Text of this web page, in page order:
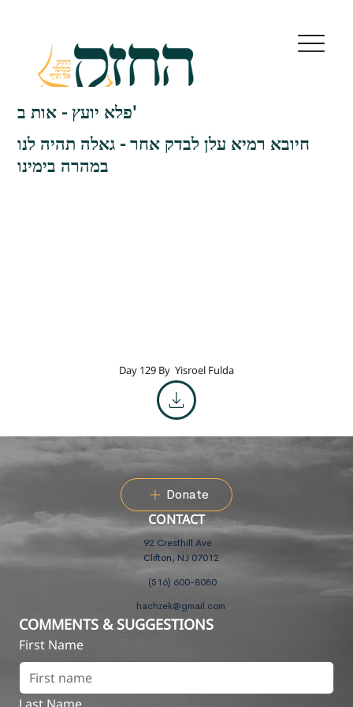
פלא יועץ - אות ב'
חיובא רמיא עלן לבדק אחר - גאלה תהיה לנו
במהרה בימינו
Day 129 By Yisroel Fulda
Donate
CONTACT
92 Cresthill Ave
Clifton, NJ 07012
(516) 600-8080
hachzek@gmail.com
COMMENTS & SUGGESTIONS
First Name